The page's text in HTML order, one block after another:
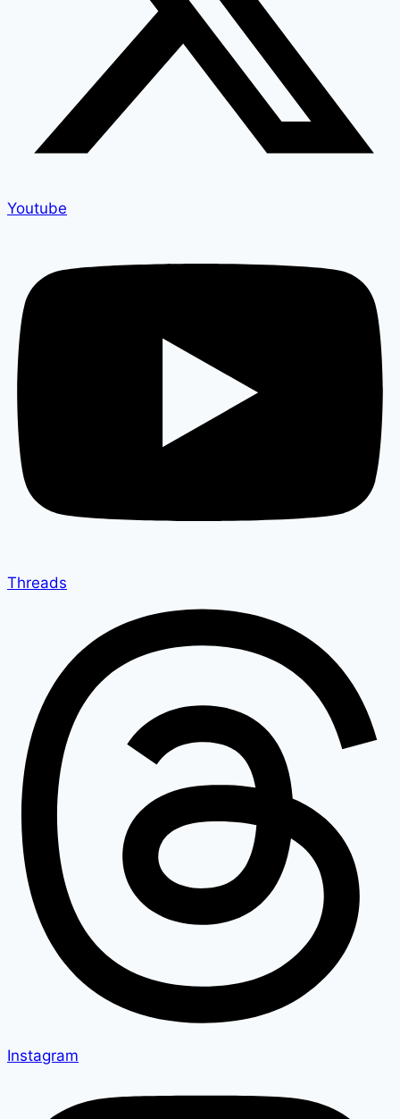
Youtube
Threads
Instagram